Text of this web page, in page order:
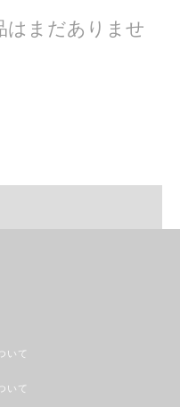
はまだありませ
いて
いて